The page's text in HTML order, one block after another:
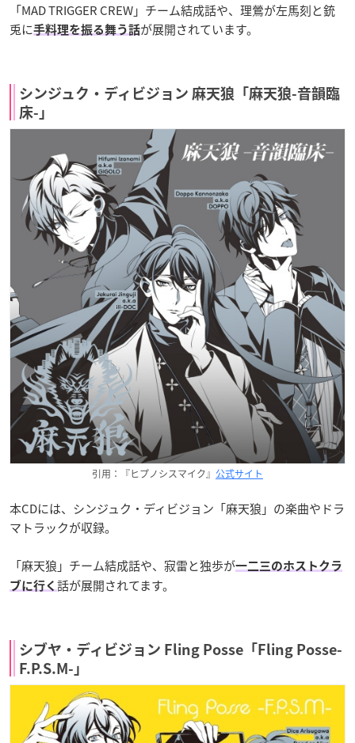
「MAD TRIGGER CREW」チーム結成話や、理鶯が左馬刻と銃
兎に手料理を振る舞う話が展開されています。
シンジュク・ディビジョン 麻天狼「麻天狼-音韻臨
床-」
引用：『ヒプノシスマイク』 公式サイト
本CDには、シンジュク・ディビジョン「麻天狼」の楽曲やドラ
マトラックが収録。
「麻天狼」チーム結成話や、寂雷と独歩が一二三のホストクラ
ブに行く 話が展開されてます。
シブヤ・ディビジョン Fling Posse「Fling Posse-
F.P.S.M-」